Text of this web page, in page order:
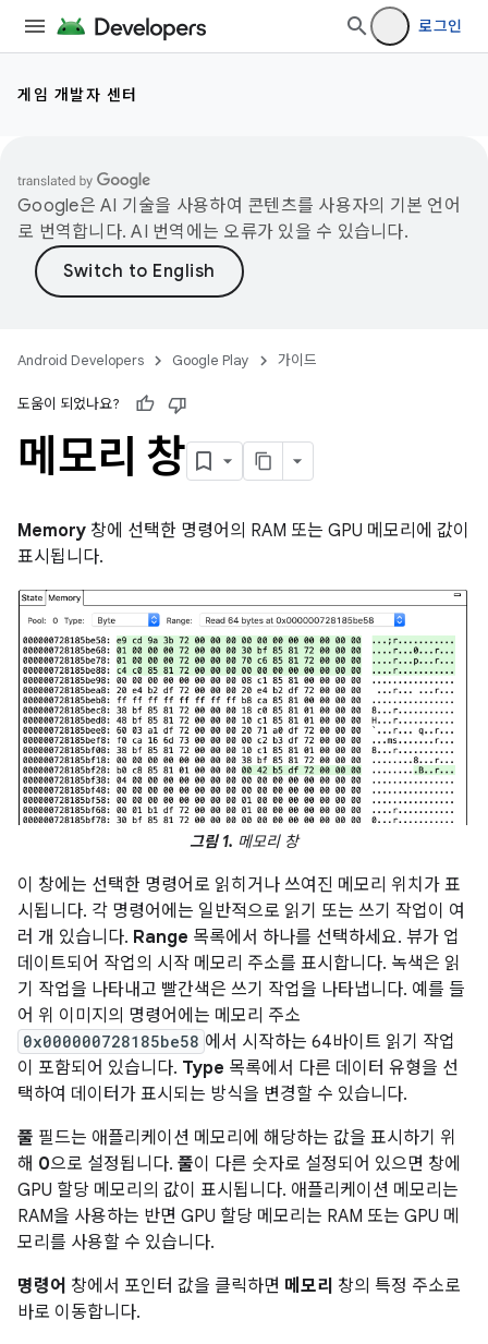
로그인
게임 개발자 센터
Google은 AI 기술을 사용하여 콘텐츠를 사용자의 기본 언어
로 번역합니다. AI 번역에는 오류가 있을 수 있습니다.
Android Developers Google Play 가이드
도움이 되었나요?
메모리 창
Memory 창에 선택한 명령어의 RAM 또는 GPU 메모리에 값이
표시됩니다.
그림 1. 메모리 창
이 창에는 선택한 명령어로 읽히거나 쓰여진 메모리 위치가 표
시됩니다. 각 명령어에는 일반적으로 읽기 또는 쓰기 작업이 여
러 개 있습니다. Range 목록에서 하나를 선택하세요. 뷰가 업
데이트되어 작업의 시작 메모리 주소를 표시합니다. 녹색은 읽
기 작업을 나타내고 빨간색은 쓰기 작업을 나타냅니다. 예를 들
어 위 이미지의 명령어에는 메모리 주소
0x000000728185be58 에서 시작하는 64바이트 읽기 작업
이 포함되어 있습니다. Type 목록에서 다른 데이터 유형을 선
택하여 데이터가 표시되는 방식을 변경할 수 있습니다.
풀 필드는 애플리케이션 메모리에 해당하는 값을 표시하기 위
해 0으로 설정됩니다. 풀이 다른 숫자로 설정되어 있으면 창에
GPU 할당 메모리의 값이 표시됩니다. 애플리케이션 메모리는
RAM을 사용하는 반면 GPU 할당 메모리는 RAM 또는 GPU 메
모리를 사용할 수 있습니다.
명령어 창에서 포인터 값을 클릭하면 메모리 창의 특정 주소로
바로 이동합니다.